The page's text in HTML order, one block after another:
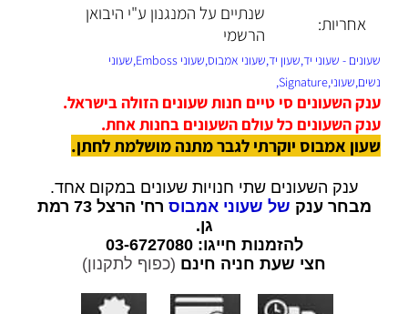
אחריות:
שנתיים על המנגנון ע"י היבואן
הרשמי
שעונים - שעוני יד,שעון יד,שעוני אמבוס,שעוני Emboss,שעוני
נשים,שעוני,Signature,
ענק השעונים סי טיים חנות שעונים הזולה בישראל.
ענק השעונים כל עולם השעונים בחנות אחת.
שעון אמבוס יוקרתי לגבר מתנה מושלמת לחתן.
ענק השעונים שתי חנויות שעונים במקום אחד.
מבחר ענק של שעוני אמבוס
רח' הרצל 73 רמת
גן.
להזמנות חייגו: 03-6727080
חצי שעת חניה חינם (כפוף לתקנון)